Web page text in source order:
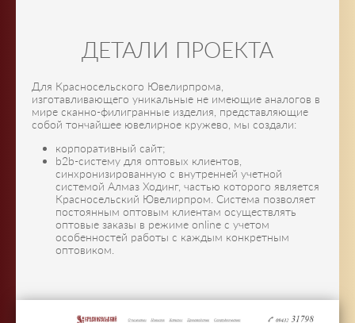
ДЕТАЛИ ПРОЕКТА
Для Красносельского Ювелирпрома,
изготавливающего уникальные не имеющие аналогов в
мире сканно-филигранные изделия, представляющие
собой тончайшее ювелирное кружево, мы создали:
корпоративный сайт;
b2b-систему для оптовых клиентов,
синхронизированную с внутренней учетной
системой Алмаз Ходинг, частью которого является
Красносельский Ювелирпром. Система позволяет
постоянным оптовым клиентам осуществлять
оптовые заказы в режиме online с учетом
особенностей работы с каждым конкретным
оптовиком.